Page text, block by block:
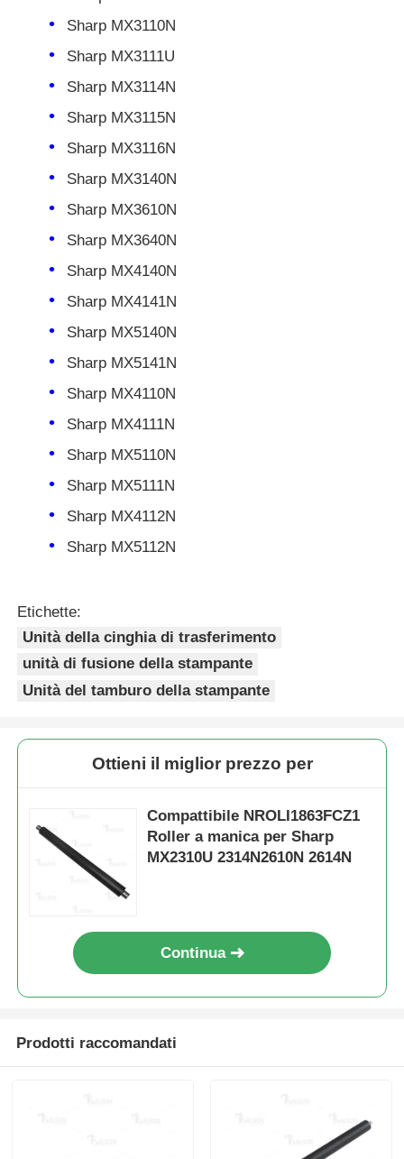
Prodotti
Chi siamo
Contattaci
notizie
Richiedere un preventivo
HP TONER CHIP
Chip toner Xerox
Chip toner Kyocera
Chip toner Canon
Sharp MX3110N
Sharp MX3111U
Sharp MX3114N
Sharp MX3115N
Sharp MX3116N
Sharp MX3140N
Sharp MX3610N
Sharp MX3640N
Sharp MX4140N
Sharp MX4141N
Sharp MX5140N
Sharp MX5141N
Sharp MX4110N
Sharp MX4111N
Sharp MX5110N
Sharp MX5111N
Sharp MX4112N
Sharp MX5112N
Etichette:
Unità della cinghia di trasferimento
unità di fusione della stampante
Unità del tamburo della stampante
Ottieni il miglior prezzo per
Compattibile NROLI1863FCZ1
Roller a manica per Sharp
MX2310U 2314N2610N 2614N
Continua
Prodotti raccomandati